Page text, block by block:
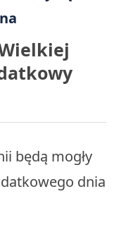
będą mogły
dnia